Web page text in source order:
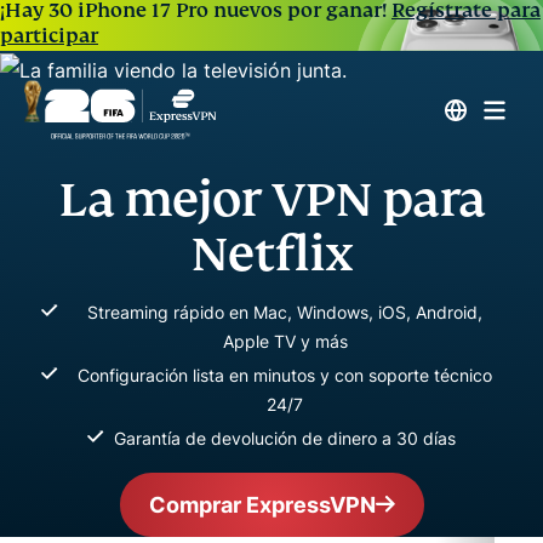
¡Hay 30 iPhone 17 Pro nuevos por ganar!Regístrate para
participar
La mejor VPN para
Netflix
Streaming rápido en Mac, Windows, iOS, Android,
Apple TV y más
Configuración lista en minutos y con soporte técnico
24/7
Garantía de devolución de dinero a 30 días
Comprar ExpressVPN